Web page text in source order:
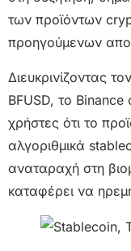
των προϊόντων
προηγούμενων
Διευκρινίζοντας
BFUSD, το Binance
χρήστες ότι το
αλγοριθμικά
αναταραχή στη
καταφέρει να